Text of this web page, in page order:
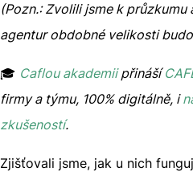
(Pozn.: Zvolili jsme k
agentur obdobné velikosti
🎓 Caflou akademiipřináší
firmy a týmu, 100% digitálně, i
zkušeností.
Zjišťovali jsme, jak u nich